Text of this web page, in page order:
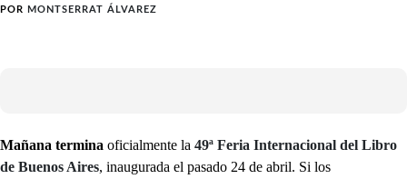
POR MONTSERRAT ÁLVAREZ
Mañana termina oficialmente la 49ª Feria Internacional del Libro
de Buenos Aires, inaugurada el pasado 24 de abril. Si los